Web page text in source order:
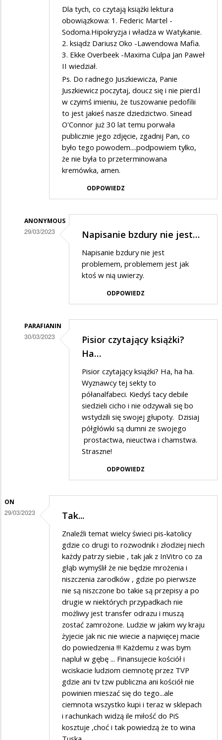
Dla tych, co czytają książki lektura
obowiązkowa: 1. Federic Martel -
Sodoma.Hipokryzja i władza w Watykanie.
2. ksiądz Dariusz Oko -Lawendowa Mafia.
3. Ekke Overbeek -Maxima Culpa Jan Paweł
II wiedział.
Ps. Do radnego Juszkiewicza, Panie
Juszkiewicz poczytaj, doucz się i nie pierd.l
w czyimś imieniu, że tuszowanie pedofilii
to jest jakieś nasze dziedzictwo. Sinead
O'Connor już 30 lat temu porwała
publicznie jego zdjęcie, zgadnij Pan, co
było tego powodem....podpowiem tylko,
że nie była to przeterminowana
kremówka, amen.
ODPOWIEDZ
ANONYMOUS
29/03/2023
odpowiedzi
na
Napisanie bzdury nie jest…
Napisanie bzdury nie jest
problemem, problemem jest jak
ktoś w nią uwierzy.
ODPOWIEDZ
PARAFIANIN
30/03/2023
Pisior czytający książki?
Ha…
Pisior czytający książki? Ha, ha ha.
Wyznawcy tej sekty to
półanalfabeci. Kiedyś tacy debile
siedzieli cicho i nie odzywali się bo
wstydzili się swojej głupoty. Dzisiaj
półgłówki są dumni ze swojego
prostactwa, nieuctwa i chamstwa.
Straszne!
ODPOWIEDZ
ON
29/03/2023 Tak...
Znaleźli temat wielcy świeci pis-katolicy
gdzie co drugi to rozwodnik i złodziej niech
każdy patrzy siebie , tak jak z InVitro co za
głąb wymyślił że nie będzie mrożenia i
niszczenia zarodków , gdzie po pierwsze
nie są niszczone bo takie są przepisy a po
drugie w niektórych przypadkach nie
możliwy jest transfer odrazu i muszą
zostać zamrożone. Ludzie w jakim wy kraju
żyjecie jak nic nie wiecie a najwięcej macie
do powiedzenia !!! Każdemu z was bym
napluł w gębę ... Finansujecie kościół i
wciskacie ludziom ciemnotę przez TVP
gdzie ani tv tzw publiczna ani kościół nie
powinien mieszać się do tego...ale
ciemnota wszystko kupi i teraz w sklepach
i rachunkach widzą ile miłość do PiS
kosztuje ,choć i tak powiedzą że to wina